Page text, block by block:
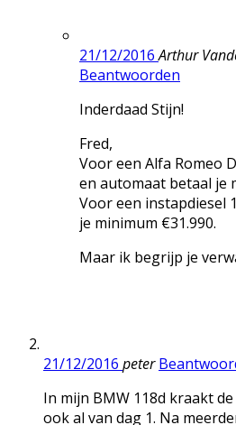
21/12/2016Arthur
Beantwoorden
Inderdaad Stijn!
Fred,
Voor een Alfa Romeo
en automaat betaal je
Voor een instapdiesel
je minimum €31.990.
Maar ik begrijp je
21/12/2016 peter
In mijn BMW 118d kraakt
ook al van dag 1. Na